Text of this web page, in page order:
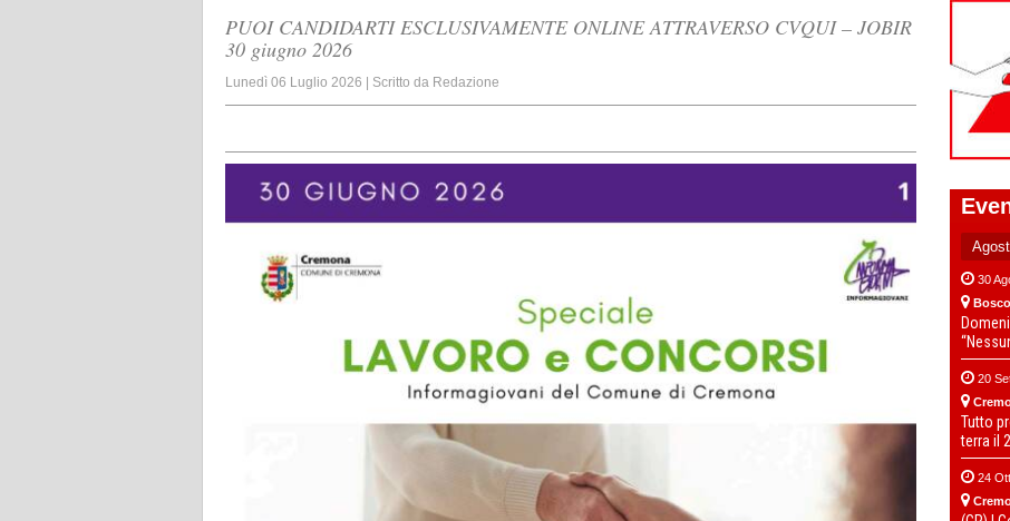
PUOI CANDIDARTI ESCLUSIVAMENTE ONLINE ATTRAVERSO CVQUI – JOBIR
30 giugno 2026
Lunedì 06 Luglio 2026 | Scritto da Redazione
30
20
Tutto
terra il
24